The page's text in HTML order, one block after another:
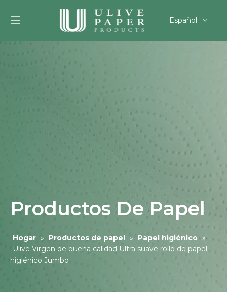
Español
Filipino
românesc
svenska
Productos De Papel
Hogar » Productos de papel » Papel higiénico »
Ulive Virgen de buena calidad Ultra suave rollo de papel
higiénico Jumbo